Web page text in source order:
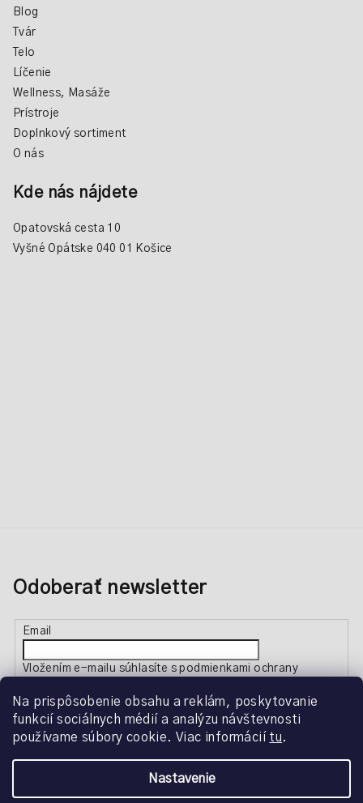
Na prispôsobenie obsahu a reklám, poskytovanie
funkcií sociálnych médií a analýzu návštevnosti
používame súbory cookie. Viac informácií tu.
Nastavenie
Blog
Tvár
Telo
Líčenie
Wellness, Masáže
Prístroje
Doplnkový sortiment
O nás
Kde nás nájdete
Opatovská cesta 10
Vyšné Opátske 040 01 Košice
Odoberať newsletter
Email
Vložením e-mailu súhlasíte spodmienkami ochrany
Prihlásiť sa
Copyright 2026Creative Beauty. Všetky práva vyhradené.